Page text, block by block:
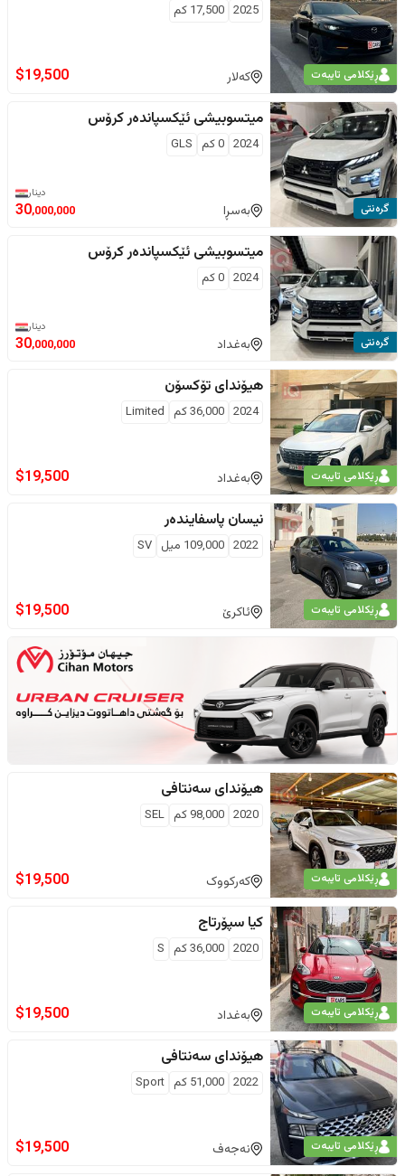
ڕێکلامی تایبەت
2025
17,500 كم
کەلار $19,500
گرەنتی
میتسوبیشی ئێکسپاندەر کرۆس
2024
0كم GLS
بەسڕا
دینار
30,000,000
گرەنتی
میتسوبیشی ئێکسپاندەر کرۆس
2024
0كم
بەغداد
دینار
30,000,000
ڕێکلامی تایبەت
هیۆندای تۆکسۆن
2024
36,000كم Limited
بەغداد $19,500
ڕێکلامی تایبەت
نیسان پاسفایندەر
2022
109,000 ميل SV
ئاکرێ $19,500
ڕێکلامی تایبەت
هیۆندای سەنتافی
2020
98,000 كم SEL
کەرکووک $19,500
ڕێکلامی تایبەت
کیا سپۆرتاج
2020
36,000كم S
بەغداد $19,500
ڕێکلامی تایبەت
هیۆندای سەنتافی
2022
51,000 كم Sport
نەجەف $19,500